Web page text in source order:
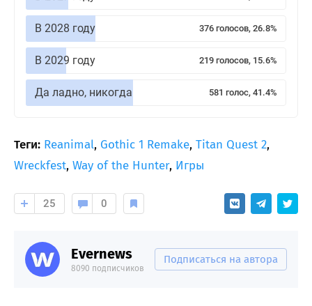
В 2028 году 376 голосов, 26.8%
В 2029 году 219 голосов, 15.6%
Да ладно, никогда 581 голос, 41.4%
Теги: Reanimal, Gothic 1 Remake, Titan Quest 2,
Wreckfest, Way of the Hunter, Игры
25 0
Evernews
8090 подписчиков
Подписаться на автора